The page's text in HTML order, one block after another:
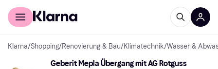
Für Shopper
Klarna/Shopping/Renovierung & Bau/Klimatechnik/Wasser &
Geberit Mepla Übergang mit AG Rotguss